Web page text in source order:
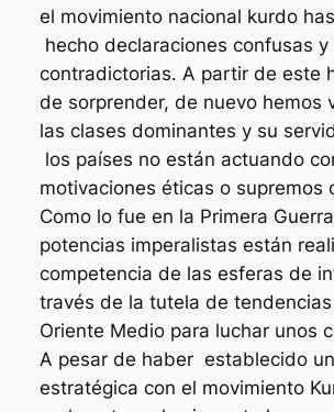
el movimiento nacional kurdo
hecho declaraciones confusas y
contradictorias. A partir de este
de sorprender, de nuevo hemos
las clases dominantes y su
los países no están actuando
motivaciones éticas o supremos
Como lo fue en la Primera
potencias imperalistas están
competencia de las esferas de
través de la tutela de
Oriente Medio para luchar unos
A pesar de haber establecido
estratégica con el movimiento